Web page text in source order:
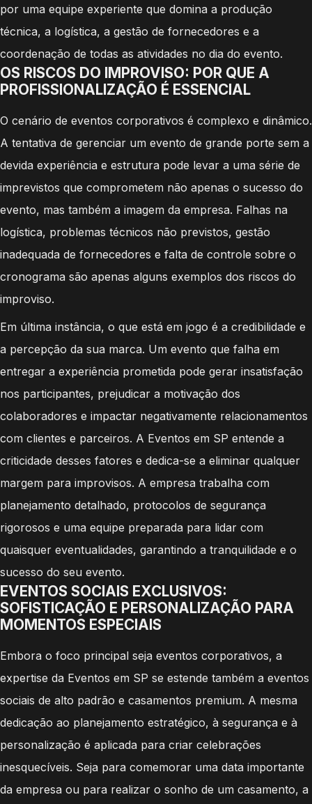
por uma equipe experiente que domina a produção
técnica, a logística, a gestão de fornecedores e a
coordenação de todas as atividades no dia do evento.
OS RISCOS DO IMPROVISO: POR QUE A
PROFISSIONALIZAÇÃO É ESSENCIAL
O cenário de eventos corporativos é complexo e dinâmico.
A tentativa de gerenciar um evento de grande porte sem a
devida experiência e estrutura pode levar a uma série de
imprevistos que comprometem não apenas o sucesso do
evento, mas também a imagem da empresa. Falhas na
logística, problemas técnicos não previstos, gestão
inadequada de fornecedores e falta de controle sobre o
cronograma são apenas alguns exemplos dos riscos do
improviso.
Em última instância, o que está em jogo é a credibilidade e
a percepção da sua marca. Um evento que falha em
entregar a experiência prometida pode gerar insatisfação
nos participantes, prejudicar a motivação dos
colaboradores e impactar negativamente relacionamentos
com clientes e parceiros. A Eventos em SP entende a
criticidade desses fatores e dedica-se a eliminar qualquer
margem para improvisos. A empresa trabalha com
planejamento detalhado, protocolos de segurança
rigorosos e uma equipe preparada para lidar com
quaisquer eventualidades, garantindo a tranquilidade e o
sucesso do seu evento.
EVENTOS SOCIAIS EXCLUSIVOS:
SOFISTICAÇÃO E PERSONALIZAÇÃO PARA
MOMENTOS ESPECIAIS
Embora o foco principal seja eventos corporativos, a
expertise da Eventos em SP se estende também a eventos
sociais de alto padrão e casamentos premium. A mesma
dedicação ao planejamento estratégico, à segurança e à
personalização é aplicada para criar celebrações
inesquecíveis. Seja para comemorar uma data importante
da empresa ou para realizar o sonho de um casamento, a